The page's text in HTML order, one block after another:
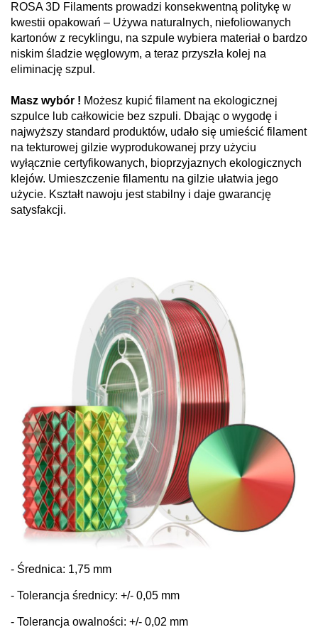
ROSA 3D Filaments prowadzi konsekwentną politykę w
kwestii opakowań – Używa naturalnych, niefoliowanych
kartonów z recyklingu, na szpule wybiera materiał o bardzo
niskim śladzie węglowym, a teraz przyszła kolej na
eliminację szpul.
Masz wybór ! Możesz kupić filament na ekologicznej
szpulce lub całkowicie bez szpuli. Dbając o wygodę i
najwyższy standard produktów, udało się umieścić filament
na tekturowej gilzie wyprodukowanej przy użyciu
wyłącznie certyfikowanych, bioprzyjaznych ekologicznych
klejów. Umieszczenie filamentu na gilzie ułatwia jego
użycie. Kształt nawoju jest stabilny i daje gwarancję
satysfakcji.
- Średnica: 1,75 mm
- Tolerancja średnicy: +/- 0,05 mm
- Tolerancja owalności: +/- 0,02 mm